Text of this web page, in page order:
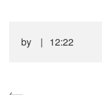
by 12:22
«